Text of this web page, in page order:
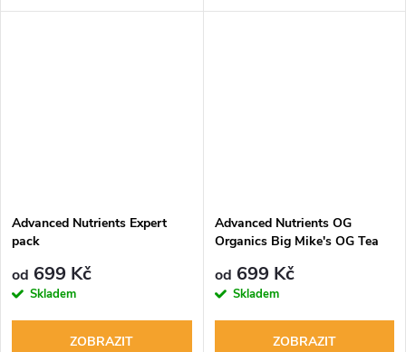
Advanced Nutrients Expert
pack
od 699 Kč
Skladem
ZOBRAZIT
Advanced Nutrients OG
Organics Big Mike's OG Tea
od 699 Kč
Skladem
ZOBRAZIT